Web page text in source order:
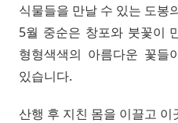
식물들을 만날 수 있는 도봉
5월 중순은 창포와 붓꽃이
형형색색의 아름다운 꽃
있습니다.
산행 후 지친 몸을 이끌고